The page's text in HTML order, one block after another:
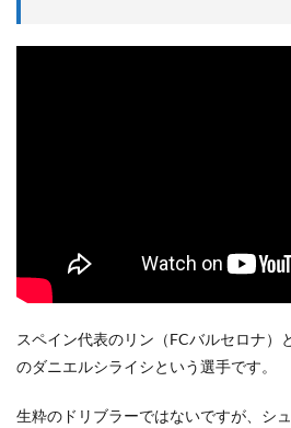
スペイン代表のリン（FCバルセロナ）
のダニエルシライシという選手です。
生粋のドリブラーではないですが、シ